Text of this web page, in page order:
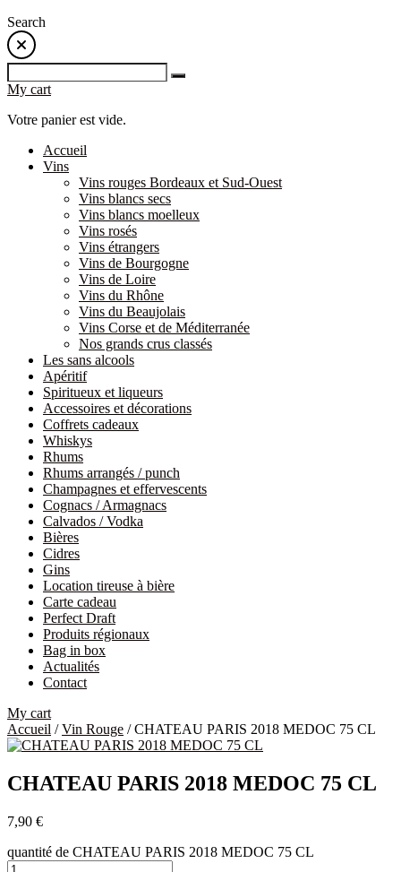
Search
My cart
Votre panier est vide.
Accueil
Vins
Vins rouges Bordeaux et Sud-Ouest
Vins blancs secs
Vins blancs moelleux
Vins rosés
Vins étrangers
Vins de Bourgogne
Vins de Loire
Vins du Rhône
Vins du Beaujolais
Vins Corse et de Méditerranée
Nos grands crus classés
Les sans alcools
Apéritif
Spiritueux et liqueurs
Accessoires et décorations
Coffrets cadeaux
Whiskys
Rhums
Rhums arrangés / punch
Champagnes et effervescents
Cognacs / Armagnacs
Calvados / Vodka
Bières
Cidres
Gins
Location tireuse à bière
Carte cadeau
Perfect Draft
Produits régionaux
Bag in box
Actualités
Contact
My cart
Accueil /Vin Rouge / CHATEAU PARIS 2018 MEDOC 75 CL
CHATEAU PARIS 2018 MEDOC 75 CL
7,90 €
quantité de CHATEAU PARIS 2018 MEDOC 75 CL